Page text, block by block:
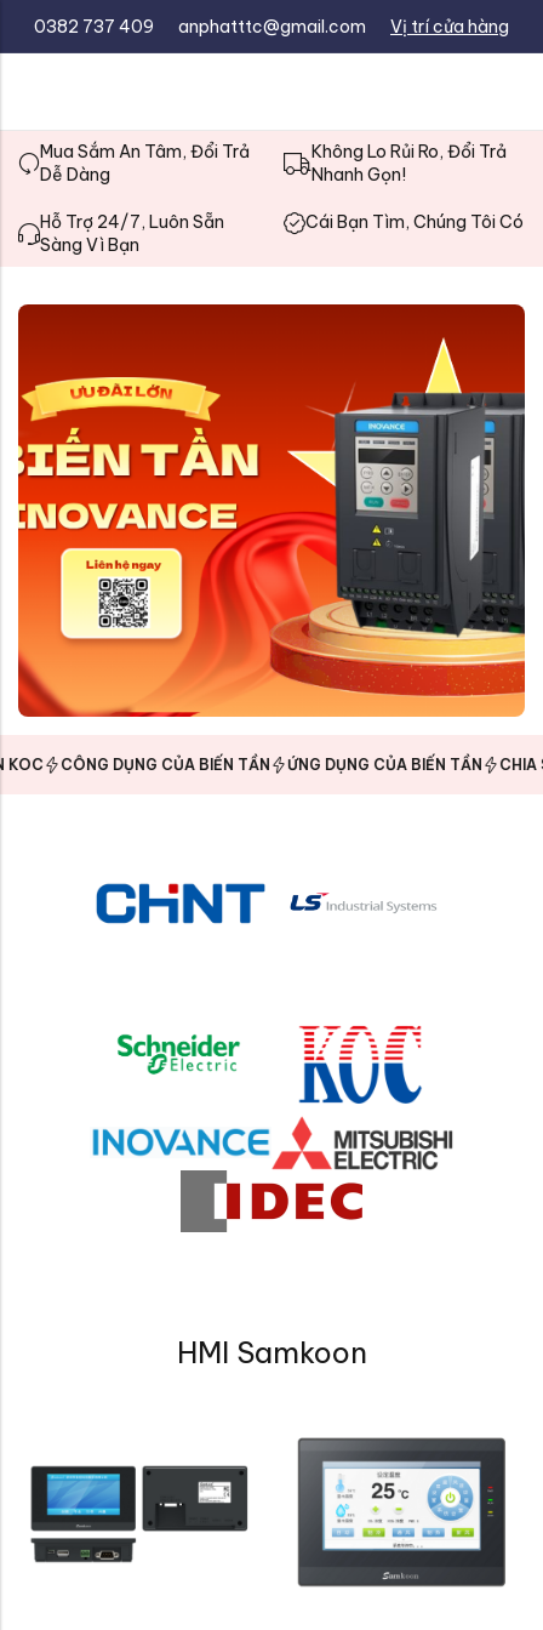
0382 737 409 anphatttc@gmail.com Vị trí cửa hàng
Mua Sắm An Tâm, Đổi Trả
Dễ Dàng
Không Lo Rủi Ro, Đổi Trả
Nhanh Gọn!
Hỗ Trợ 24/7, Luôn Sẵn
Sàng Vì Bạn
Cái Bạn Tìm, Chúng Tôi Có
CÔNG DỤNG CỦA BIẾN TẦN ỨNG DỤNG CỦA BIẾN TẦN CHIA SẺ
HMI Samkoon